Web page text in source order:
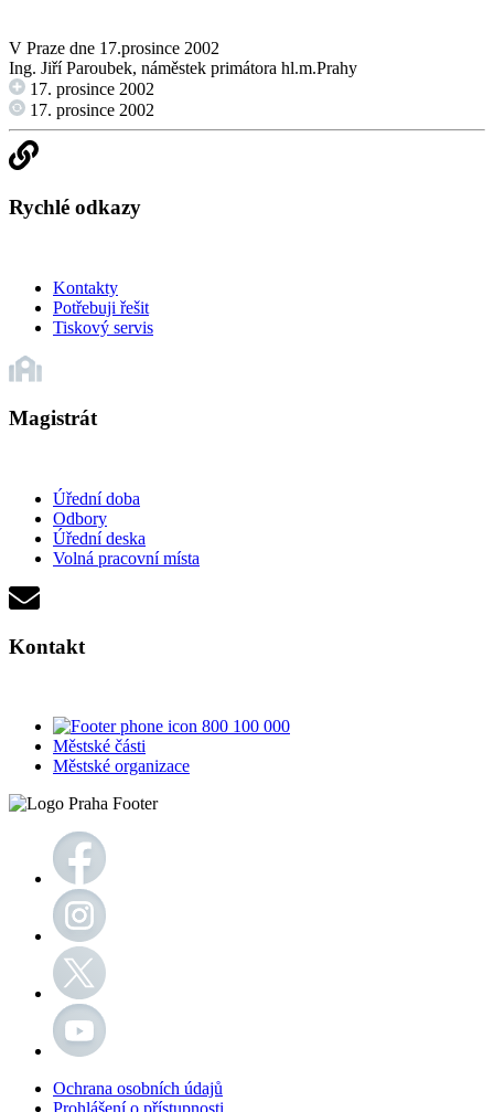
V Praze dne 17.prosince 2002
Ing. Jiří Paroubek, náměstek primátora hl.m.Prahy
17. prosince 2002
17. prosince 2002
Rychlé odkazy
Kontakty
Potřebuji řešit
Tiskový servis
Magistrát
Úřední doba
Odbory
Úřední deska
Volná pracovní místa
Kontakt
800 100 000
Městské části
Městské organizace
Ochrana osobních údajů